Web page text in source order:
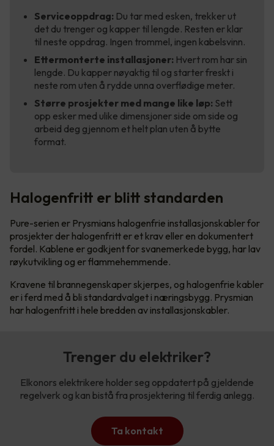
Serviceoppdrag: Du tar med esken, trekker ut
det du trenger og kapper til lengde. Resten er klar
til neste oppdrag. Ingen trommel, ingen kabelsvinn.
Ettermonterte installasjoner: Hvert rom har sin
lengde. Du kapper nøyaktig til og starter freskt i
neste rom uten å rydde unna overflødige meter.
Større prosjekter med mange like løp: Sett
opp esker med ulike dimensjoner side om side og
arbeid deg gjennom et helt plan uten å bytte
format.
Halogenfritt er blitt standarden
Pure-serien er Prysmians halogenfrie installasjonskabler for
prosjekter der halogenfritt er et krav eller en dokumentert
fordel. Kablene er godkjent for svanemerkede bygg, har lav
røykutvikling og er flammehemmende.
Kravene til brannegenskaper skjerpes, og halogenfrie kabler
er i ferd med å bli standardvalget i næringsbygg. Prysmian
har halogenfritt i hele bredden av installasjonskabler.
Trenger du elektriker?
Elkonors elektrikere holder seg oppdatert på gjeldende
regelverk og kan bistå fra prosjektering til ferdig anlegg.
Ta kontakt